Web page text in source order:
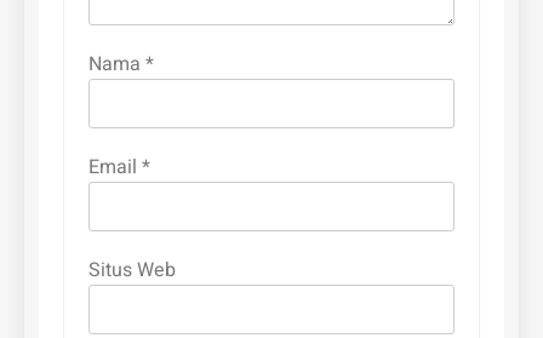
Nama *
Email *
Situs Web